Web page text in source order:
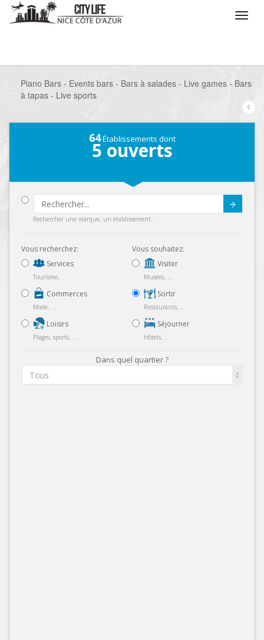
Piano Bars - Events bars - Bars à salades - Live games - Bars
à tapas - Live sports
64Établissements dont
5 ouverts
Rechercher une marque, un établissement...
Vous recherchez:
Services
Tourisme, ...
Commerces
Mode, ...
Loisirs
Plages, sports, ...
Vous souhaitez:
Visiter
Musées, ...
Sortir
Restaurants, ...
Séjourner
Hôtels, ...
Dans quel quartier ?
Tous